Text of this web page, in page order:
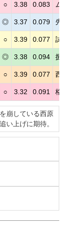
○ 3.38 0.083 ム
◎ 3.37 0.079 先
○ 3.39 0.077 試
◎ 3.38 0.094 捌
○ 3.39 0.077 西
○ 3.32 0.091 格
崩している西原
い上げに期待。